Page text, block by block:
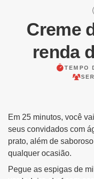
Creme
renda
TEMPO
Em 25 minutos, você
seus convidados com
prato, além de
qualquer ocasião.
Pegue as espigas de